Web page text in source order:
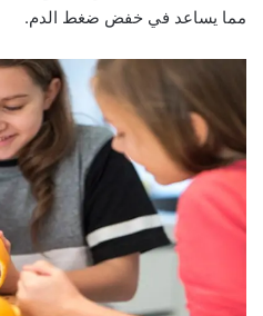
مما يساعد في خفض ضغط الدم.